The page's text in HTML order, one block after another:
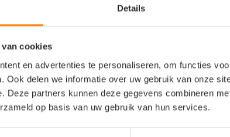
Details
van cookies
en advertenties te personaliseren, om functies
Ook delen we informatie over uw gebruik van onze
Deze partners kunnen deze gegevens combineren
op basis van uw gebruik van hun services.
en intensief gebruik
(Short Sleeve), een
die uitstekend zit bij